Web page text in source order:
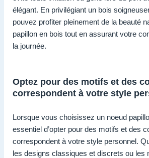
élégant. En privilégiant un bois
pouvez profiter pleinement de la beauté
papillon en bois tout en assurant votre
la journée.
Optez pour des motifs et des
correspondent à votre style
Lorsque vous choisissez un noeud
essentiel d’opter pour des motifs et des
correspondent à votre style personnel.
les designs classiques et discrets ou les